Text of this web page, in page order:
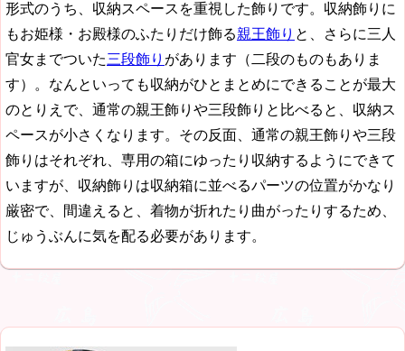
形式のうち、収納スペースを重視した飾りです。収納飾りに
もお姫様・お殿様のふたりだけ飾る親王飾り と、さらに三人
官女までついた三段飾り があります（二段のものもありま
す）。なんといっても収納がひとまとめにできることが最大
のとりえで、通常の親王飾りや三段飾りと比べると、収納ス
ペースが小さくなります。その反面、通常の親王飾りや三段
飾りはそれぞれ、専用の箱にゆったり収納するようにできて
いますが、収納飾りは収納箱に並べるパーツの位置がかなり
厳密で、間違えると、着物が折れたり曲がったりするため、
じゅうぶんに気を配る必要があります。